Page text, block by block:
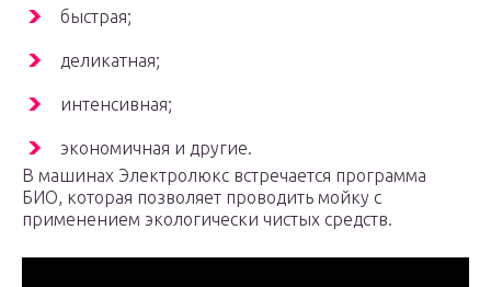
быстрая;
деликатная;
интенсивная;
экономичная и другие.
В машинах Электролюкс встречается программа
БИО, которая позволяет проводить мойку с
применением экологически чистых средств.